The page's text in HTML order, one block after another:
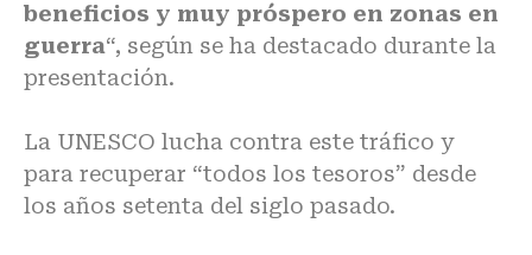
beneficios y muy próspero en zonas en
guerra“, según se ha destacado durante la
presentación.
La UNESCO lucha contra este tráfico y
para recuperar “todos los tesoros” desde
los años setenta del siglo pasado.